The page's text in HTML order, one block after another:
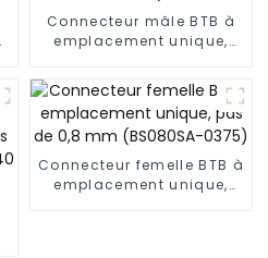
Connecteur mâle BTB à
emplacement unique,
- 0425)
Connecteur femelle BTB à
emplacement unique,